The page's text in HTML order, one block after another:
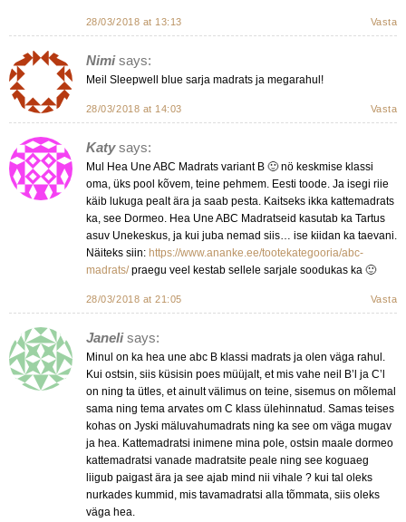
28/03/2018 at 13:13 Vasta
Nimi says:
Meil Sleepwell blue sarja madrats ja megarahul!
28/03/2018 at 14:03 Vasta
Katy says:
Mul Hea Une ABC Madrats variant B 🙂 nö keskmise klassi
oma, üks pool kõvem, teine pehmem. Eesti toode. Ja isegi riie
käib lukuga pealt ära ja saab pesta. Kaitseks ikka kattemadrats
ka, see Dormeo. Hea Une ABC Madratseid kasutab ka Tartus
asuv Unekeskus, ja kui juba nemad siis… ise kiidan ka taevani.
Näiteks siin: https://www.ananke.ee/tootekategooria/abc-
madrats/praegu veel kestab sellele sarjale soodukas ka 🙂
28/03/2018 at 21:05 Vasta
Janeli says:
Minul on ka hea une abc B klassi madrats ja olen väga rahul.
Kui ostsin, siis küsisin poes müüjalt, et mis vahe neil B’l ja C’l
on ning ta ütles, et ainult välimus on teine, sisemus on mõlemal
sama ning tema arvates om C klass ülehinnatud. Samas teises
kohas on Jyski mäluvahumadrats ning ka see om väga mugav
ja hea. Kattemadratsi inimene mina pole, ostsin maale dormeo
kattemadratsi vanade madratsite peale ning see koguaeg
liigub paigast ära ja see ajab mind nii vihale ? kui tal oleks
nurkades kummid, mis tavamadratsi alla tõmmata, siis oleks
väga hea.